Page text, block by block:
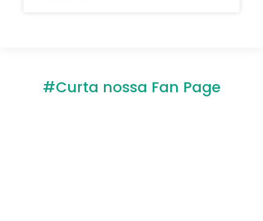
#Curta nossa Fan Page